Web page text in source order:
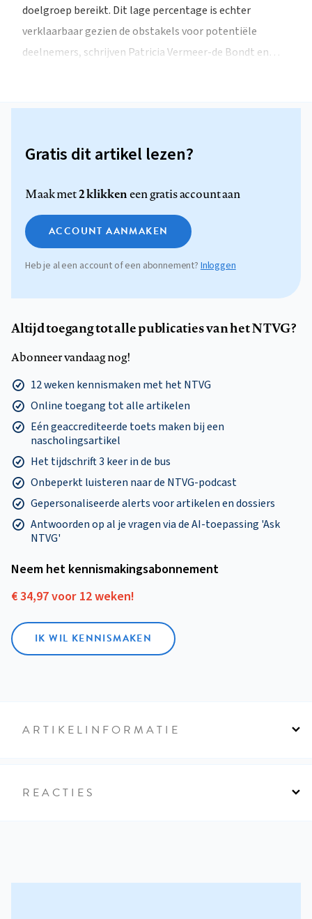
doelgroep bereikt. Dit lage percentage is echter
verklaarbaar gezien de obstakels voor potentiële
deelnemers, schrijven Patricia Vermeer-de Bondt en…
Gratis dit artikel lezen?
Maak met2 klikkeneen gratis account aan
ACCOUNT AANMAKEN
Heb je al een account of een abonnement? Inloggen
Altijd toegang tot alle publicaties van het NTVG?
Abonneer vandaag nog!
12 weken kennismaken met het NTVG
Online toegang tot alle artikelen
Eén geaccrediteerde toets maken bij een
nascholingsartikel
Het tijdschrift 3 keer in de bus
Onbeperkt luisteren naar de NTVG-podcast
Gepersonaliseerde alerts voor artikelen en dossiers
Antwoorden op al je vragen via de AI-toepassing 'Ask
NTVG'
Neem het kennismakings­abonnement
€ 34,97 voor 12 weken!
IK WIL KENNISMAKEN
ARTIKELINFORMATIE
REACTIES